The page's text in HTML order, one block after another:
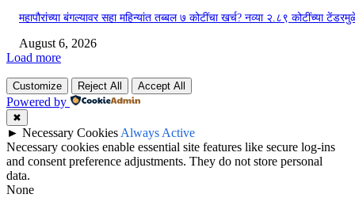
महापौरांच्या बंगल्यावर सहा महिन्यांत तब्बल ७ कोटींचा खर्च? नव्या २.८९ कोटींच्या
August 6, 2026
Load more
Customize Reject All Accept All
Powered by
✖
► Necessary Cookies Always Active
Necessary cookies enable essential site features like secure log-ins
and consent preference adjustments. They do not store personal
data.
None